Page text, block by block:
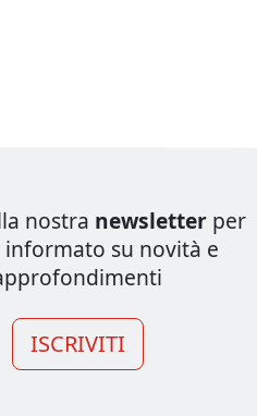
nostra newsletter per
informato su novità e
ISCRIVITI